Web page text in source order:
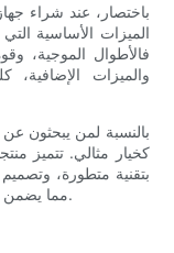
باختصار، عند شراء
الميزات الأساسية
فالأطوال الموجية،
والميزات الإضافية،
بالنسبة لمن يبحثون
مما يضمن لك الحصول على أفضل النتائج مقابل استثمارك.